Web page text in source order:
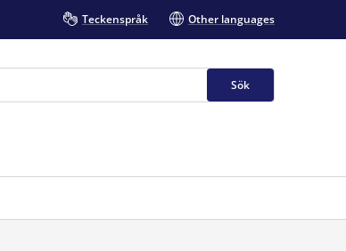
Teckenspråk Other languages
Sök